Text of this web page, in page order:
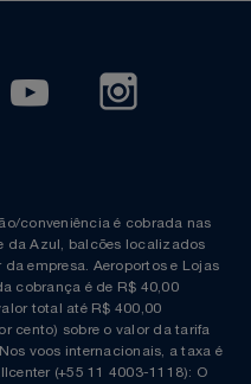
conveniência é cobrada nas
da Azul, balcões localizados
empresa. Aeroportos e Lojas
cobrança é de R$ 40,00
total até R$ 400,00
cento) sobre o valor da tarifa
voos internacionais, a taxa é
(+55 11 4003-1118): O